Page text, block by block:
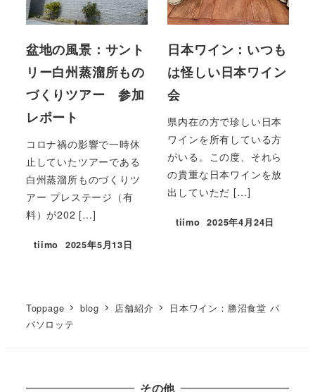
盆地の風景：サント
リー白州蒸溜所もの
づくりツアー 参加
レポート
コロナ禍の影響で一時休
止していたツアーである
白州蒸溜所ものづくりツ
アー プレステージ（有
料）が202 […]
tiimo 2025年5月13日
日本ワイン：いつも
は怪しい日本ワイン
会
県内在の方で珍しい日本
ワインを所有している方
がいる。この度、それら
の貴重な日本ワインを放
出していただ […]
tiimo 2025年4月24日
Toppage blog 店舗紹介
日本ワイン：勝沼食堂 パ
パソロッテ
その他